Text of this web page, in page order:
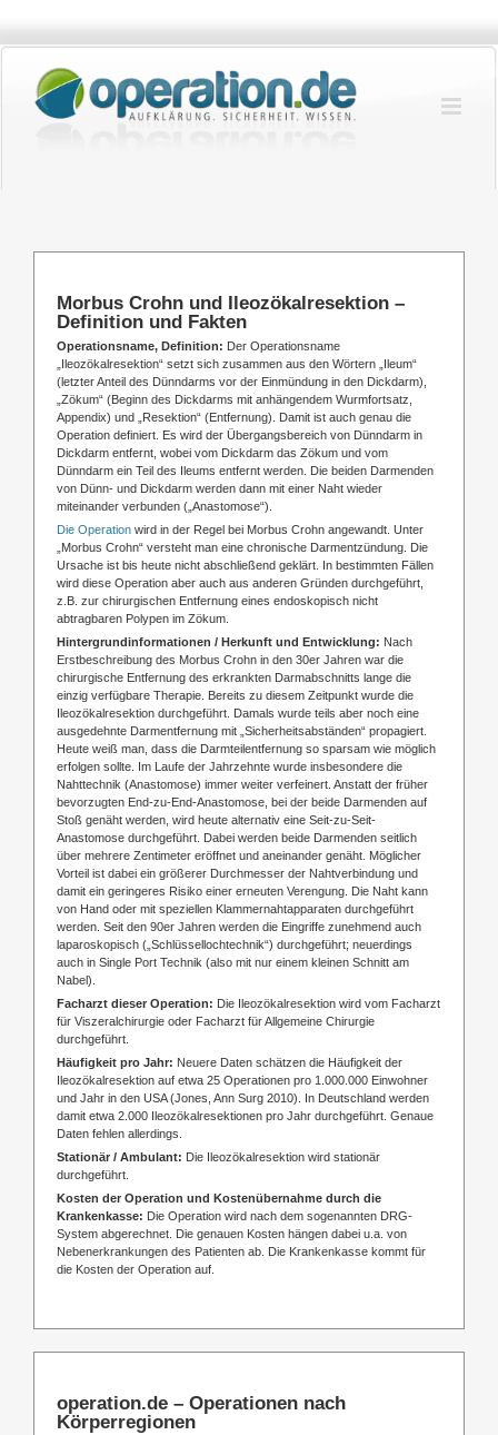
springen
Morbus Crohn und Ileozökalresektion –
Definition und Fakten
Operationsname, Definition: Der Operationsname
„Ileozökalresektion“ setzt sich zusammen aus den Wörtern „Ileum“
(letzter Anteil des Dünndarms vor der Einmündung in den Dickdarm),
„Zökum“ (Beginn des Dickdarms mit anhängendem Wurmfortsatz,
Appendix) und „Resektion“ (Entfernung). Damit ist auch genau die
Operation definiert. Es wird der Übergangsbereich von Dünndarm in
Dickdarm entfernt, wobei vom Dickdarm das Zökum und vom
Dünndarm ein Teil des Ileums entfernt werden. Die beiden Darmenden
von Dünn- und Dickdarm werden dann mit einer Naht wieder
miteinander verbunden („Anastomose“).
Die Operation wird in der Regel bei Morbus Crohn angewandt. Unter
„Morbus Crohn“ versteht man eine chronische Darmentzündung. Die
Ursache ist bis heute nicht abschließend geklärt. In bestimmten Fällen
wird diese Operation aber auch aus anderen Gründen durchgeführt,
z.B. zur chirurgischen Entfernung eines endoskopisch nicht
abtragbaren Polypen im Zökum.
Hintergrundinformationen / Herkunft und Entwicklung: Nach
Erstbeschreibung des Morbus Crohn in den 30er Jahren war die
chirurgische Entfernung des erkrankten Darmabschnitts lange die
einzig verfügbare Therapie. Bereits zu diesem Zeitpunkt wurde die
Ileozökalresektion durchgeführt. Damals wurde teils aber noch eine
ausgedehnte Darmentfernung mit „Sicherheitsabständen“ propagiert.
Heute weiß man, dass die Darmteilentfernung so sparsam wie möglich
erfolgen sollte. Im Laufe der Jahrzehnte wurde insbesondere die
Nahttechnik (Anastomose) immer weiter verfeinert. Anstatt der früher
bevorzugten End-zu-End-Anastomose, bei der beide Darmenden auf
Stoß genäht werden, wird heute alternativ eine Seit-zu-Seit-
Anastomose durchgeführt. Dabei werden beide Darmenden seitlich
über mehrere Zentimeter eröffnet und aneinander genäht. Möglicher
Vorteil ist dabei ein größerer Durchmesser der Nahtverbindung und
damit ein geringeres Risiko einer erneuten Verengung. Die Naht kann
von Hand oder mit speziellen Klammernahtapparaten durchgeführt
werden. Seit den 90er Jahren werden die Eingriffe zunehmend auch
laparoskopisch („Schlüssellochtechnik“) durchgeführt; neuerdings
auch in Single Port Technik (also mit nur einem kleinen Schnitt am
Nabel).
Facharzt dieser Operation: Die Ileozökalresektion wird vom Facharzt
für Viszeralchirurgie oder Facharzt für Allgemeine Chirurgie
durchgeführt.
Häufigkeit pro Jahr: Neuere Daten schätzen die Häufigkeit der
Ileozökalresektion auf etwa 25 Operationen pro 1.000.000 Einwohner
und Jahr in den USA (Jones, Ann Surg 2010). In Deutschland werden
damit etwa 2.000 Ileozökalresektionen pro Jahr durchgeführt. Genaue
Daten fehlen allerdings.
Stationär / Ambulant: Die Ileozökalresektion wird stationär
durchgeführt.
Kosten der Operation und Kostenübernahme durch die
Krankenkasse: Die Operation wird nach dem sogenannten DRG-
System abgerechnet. Die genauen Kosten hängen dabei u.a. von
Nebenerkrankungen des Patienten ab. Die Krankenkasse kommt für
die Kosten der Operation auf.
operation.de – Operationen nach
Körperregionen